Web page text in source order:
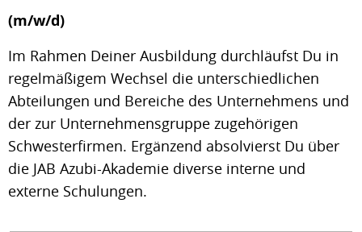
(m/w/d)
Im Rahmen Deiner Ausbildung durchläufst Du in
regelmäßigem Wechsel die unterschiedlichen
Abteilungen und Bereiche des Unternehmens und
der zur Unternehmensgruppe zugehörigen
Schwesterfirmen. Ergänzend absolvierst Du über
die JAB Azubi-Akademie diverse interne und
externe Schulungen.